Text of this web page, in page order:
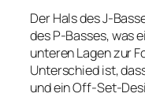
Der Hals des J-
des P-Basses, was
unteren Lagen zur
Unterschied ist,
und ein Off-Set-